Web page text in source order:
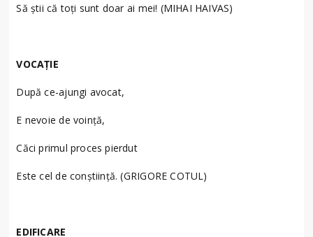
Să ştii că toţi sunt doar ai mei! (MIHAI HAIVAS)
VOCAŢIE
După ce-ajungi avocat,
E nevoie de voinţă,
Căci primul proces pierdut
Este cel de conştiinţă. (GRIGORE COTUL)
EDIFICARE